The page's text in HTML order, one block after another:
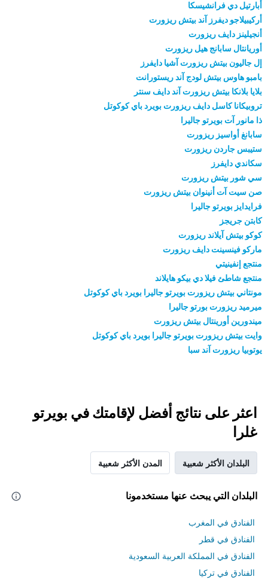
أبارتيل دي فرانشيسكا
أركيبيلاجو ديفرز آند بيتش ريزورت
أنجيلينز دايف ريزورت
أوريانتال سابانج هيل ريزورت
إل جاليون بيتش ريزورت آشيا دايفرز
بامبو هاوس بيتش لودج آند ريستورانت
بلايا بلانكا بيتش ريزورت آند دايف سنتر
تروبيكانا كاسل دايف ريزورت بويرد باي كوكوتل
ذا مانور آت بويرتو جاليرا
سابانغ أواسيز ريزورت
ستيبس جاردن ريزورت
سكاندي دايفرز
سي شور بيتش ريزورت
صن سيت آت أنينوان بيتش ريزورت
فرايدايز بويرتو جاليرا
كابتن جريجز
كوكو بيتش آيلاند ريزورت
ماركو فينسينت دايف ريزورت
منتجع إنفينيتي
منتجع شاطئ فيلا دي بيكو هايلاند
مونتاني بيتش ريزورت بويرتو جاليرا بويرد باي كوكوتل
ميرميد ريزورت بورتو جاليرا
ميندورين أورينتال بيتش ريزورت
وايت بيتش ريزورت بويرتو جاليرا بويرد باي كوكوتل
يوتوبيا ريزورت آند سبا
اعثر على نتائج أفضل لإقامتك في بويرتو
غلرا
البلدان الأكثر شعبية المدن الأكثر شعبية
البلدان التي يبحث عنها مستخدمونا
الفنادق في المغرب
الفنادق في قطر
الفنادق في المملكة العربية السعودية
الفنادق في تركيا